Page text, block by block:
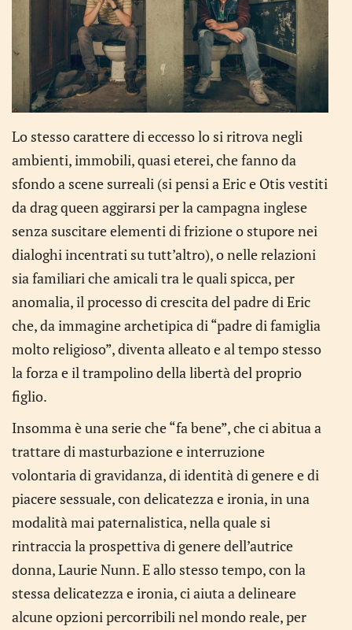
Lo stesso carattere di eccesso lo si ritrova negli
ambienti, immobili, quasi eterei, che fanno da
sfondo a scene surreali (si pensi a Eric e Otis vestiti
da drag queen aggirarsi per la campagna inglese
senza suscitare elementi di frizione o stupore nei
dialoghi incentrati su tutt’altro), o nelle relazioni
sia familiari che amicali tra le quali spicca, per
anomalia, il processo di crescita del padre di Eric
che, da immagine archetipica di “padre di famiglia
molto religioso”, diventa alleato e al tempo stesso
la forza e il trampolino della libertà del proprio
figlio.
Insomma è una serie che “fa bene”, che ci abitua a
trattare di masturbazione e interruzione
volontaria di gravidanza, di identità di genere e di
piacere sessuale, con delicatezza e ironia, in una
modalità mai paternalistica, nella quale si
rintraccia la prospettiva di genere dell’autrice
donna, Laurie Nunn. E allo stesso tempo, con la
stessa delicatezza e ironia, ci aiuta a delineare
alcune opzioni percorribili nel mondo reale, per